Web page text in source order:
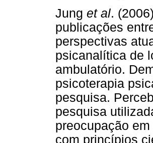
Jung et al.
publicações
perspectivas
psicanalítica de
ambulatório.
psicoterapia
pesquisa.
pesquisa
preocupação
com princípios